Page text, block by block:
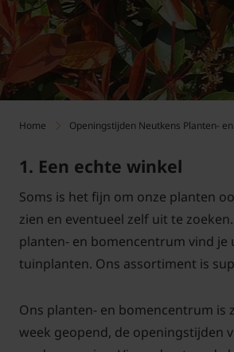
Home Openingstijden Neutkens Planten-
1. Een echte winkel
Soms is het fijn om onze planten
zien en eventueel zelf uit te
planten- en bomencentrum vind je
tuinplanten. Ons assortiment is
Ons planten- en bomencentrum is
week geopend, de openingstijden